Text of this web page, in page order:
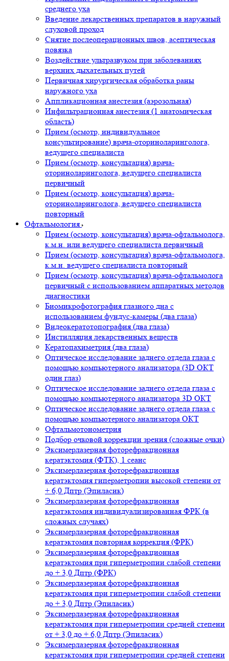
среднего уха
Введение лекарственных препаратов в наружный
слуховой проход
Снятие послеоперационных швов, асептическая
повязка
Воздействие ультразвуком при заболеваниях
верхних дыхательных путей
Первичная хирургическая обработка раны
наружного уха
Аппликационная анестезия (аэрозольная)
Инфильтрационная анестезия (1 анатомическая
область)
Прием (осмотр, индивидуальное
консультирование) врача-оториноларинголога,
ведущего специалиста
Прием (осмотр, консультация) врача-
оториноларинголога, ведущего специалиста
первичный
Прием (осмотр, консультация) врача-
оториноларинголога, ведущего специалиста
повторный
Офтальмология
Прием (осмотр, консультация) врача-офтальмолога,
к.м.н. или ведущего специалиста первичный
Прием (осмотр, консультация) врача-офтальмолога,
к.м.н. ведущего специалиста повторный
Прием (осмотр, консультация) врача-офтальмолога
первичный с использованием аппаратных методов
диагностики
Биомикрофотография глазного дна с
использованием фундус-камеры (два глаза)
Видеокератотопография (два глаза)
Инстилляция лекарственных веществ
Кератопахиметрия (два глаза)
Оптическое исследование заднего отдела глаза с
помощью компьютерного анализатора (3D ОКТ
один глаз)
Оптическое исследование заднего отдела глаза с
помощью компьютерного анализатора 3D ОКТ
Оптическое исследование заднего отдела глаза с
помощью компьютерного анализатора ОКТ
Офтальмотонометрия
Подбор очковой коррекции зрения (сложные очки)
Эксимерлазерная фоторефракционная
кератэктомия (ФТК), 1 сеанс
Эксимерлазерная фоторефракционная
кератэктомия гиперметропии высокой степени от
+ 6,0 Дптр (Эпиласик)
Эксимерлазерная фоторефракционная
кератэктомия индивидуализированная ФРК (в
сложных случаях)
Эксимерлазерная фоторефракционная
кератэктомия повторная коррекция (ФРК)
Эксимерлазерная фоторефракционная
кератэктомия при гиперметропии слабой степени
до + 3,0 Дптр (ФРК)
Эксимерлазерная фоторефракционная
кератэктомия при гиперметропии слабой степени
до + 3,0 Дптр (Эпиласик)
Эксимерлазерная фоторефракционная
кератэктомия при гиперметропии средней степени
от + 3,0 до + 6,0 Дптр (Эпиласик)
Эксимерлазерная фоторефракционная
кератэктомия при гиперметропии средней степени